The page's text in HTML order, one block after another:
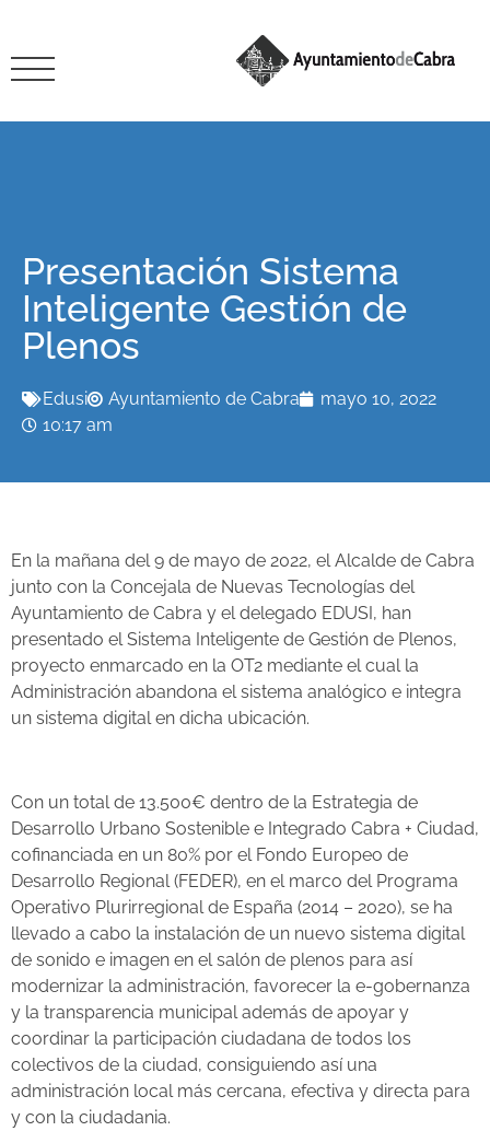
Presentación Sistema
Inteligente Gestión de
Plenos
Edusi Ayuntamiento de Cabra
mayo 10, 2022
10:17 am
En la mañana del 9 de mayo de 2022, el Alcalde de Cabra
junto con la Concejala de Nuevas Tecnologías del
Ayuntamiento de Cabra y el delegado EDUSI, han
presentado el Sistema Inteligente de Gestión de Plenos,
proyecto enmarcado en la OT2 mediante el cual la
Administración abandona el sistema analógico e integra
un sistema digital en dicha ubicación.
Con un total de 13.500€ dentro de la Estrategia de
Desarrollo Urbano Sostenible e Integrado Cabra + Ciudad,
cofinanciada en un 80% por el Fondo Europeo de
Desarrollo Regional (FEDER), en el marco del Programa
Operativo Plurirregional de España (2014 – 2020), se ha
llevado a cabo la instalación de un nuevo sistema digital
de sonido e imagen en el salón de plenos para así
modernizar la administración, favorecer la e-gobernanza
y la transparencia municipal además de apoyar y
coordinar la participación ciudadana de todos los
colectivos de la ciudad, consiguiendo así una
administración local más cercana, efectiva y directa para
y con la ciudadania.